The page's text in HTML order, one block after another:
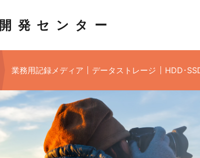
開発センター
業務用記録メディア データストレージ HDD･